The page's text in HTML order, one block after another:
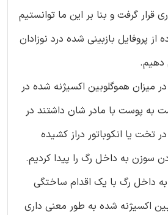
قرار گرفت و بنا بر این ما توانستیم
از پروفایل بازبینی شده درد نوزادان
میزان هموگلوبین اکسیژنه شده در
به پوست با مادر شان داشتند در
تخت یا انکوباتور دراز کشیده
سوزن به داخل رگ را پیدا کردیم.
داخل رگ با یک اقدام ساختگی
اکسیژنه شده به طور معنی داری